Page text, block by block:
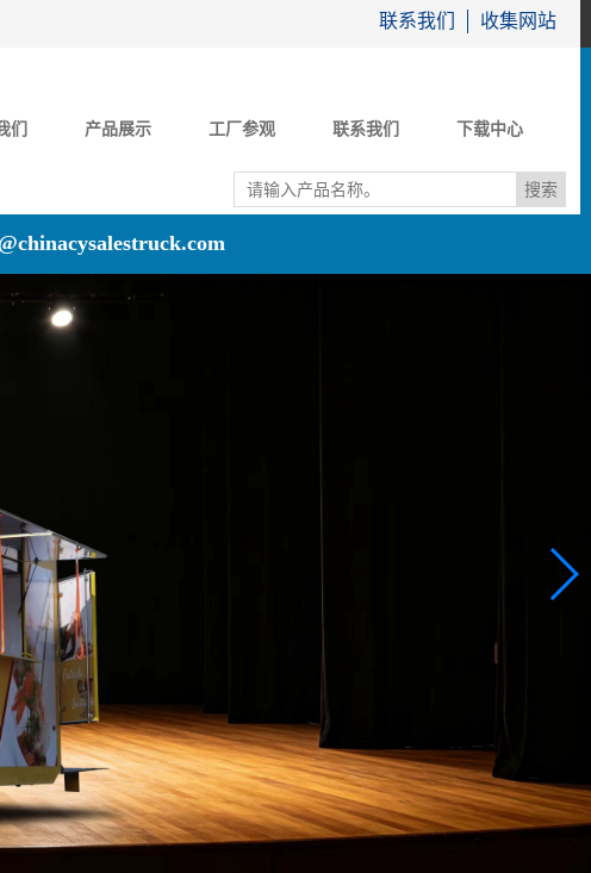
联系我们 收集网站
们 产品展示 工厂参观 联系我们 下载中心